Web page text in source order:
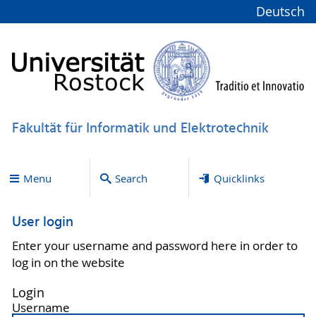
Deutsch
Fakultät für Informatik und Elektrotechnik
Menu Search Quicklinks
User login
Enter your username and password here in order to
log in on the website
Login
Username